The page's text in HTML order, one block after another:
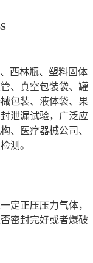
西林瓶、塑料固体
、真空包装袋、罐
包装、液体袋、果
泄漏试验，广泛应
、医疗器械公司、
测。
定正压压力气体，
密封完好或者爆破